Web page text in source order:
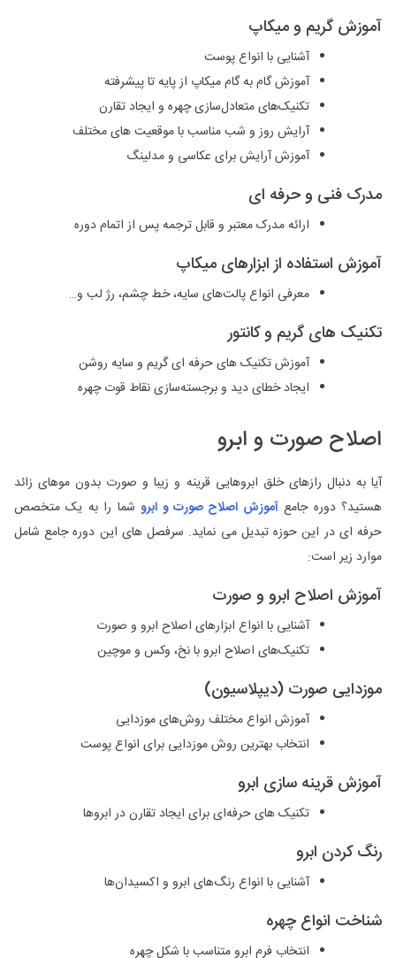
آموزش گریم و میکاپ
آشنایی با انواع پوست
آموزش گام به گام میکاپ از پایه تا پیشرفته
تکنیک‌های متعادل‌سازی چهره و ایجاد تقارن
آرایش روز و شب مناسب با موقعیت ‌های مختلف
آموزش آرایش برای عکاسی و مدلینگ
مدرک فنی و حرفه‌ ای
ارائه مدرک معتبر و قابل ترجمه پس از اتمام دوره
آموزش استفاده از ابزارهای میکاپ
معرفی انواع پالت‌های سایه، خط چشم، رژ لب و…
تکنیک ‌های گریم و کانتور
آموزش تکنیک ‌های حرفه ‌ای گریم و سایه ‌روشن
ایجاد خطای دید و برجسته‌سازی نقاط قوت چهره
اصلاح صورت و ابرو
آیا به دنبال رازهای خلق ابروهایی قرینه و زیبا و صورت بدون موهای زائد
هستید؟ دوره‌ جامعآموزش اصلاح صورت و ابروشما را به یک متخصص
حرفه ای در این حوزه تبدیل می نماید. سرفصل ‌های این دوره جامع شامل
موارد زیر است:
آموزش اصلاح ابرو و صورت
آشنایی با انواع ابزارهای اصلاح ابرو و صورت
تکنیک‌های اصلاح ابرو با نخ، وکس و موچین
موزدایی صورت (دیپلاسیون)
آموزش انواع مختلف روش‌های موزدایی
انتخاب بهترین روش موزدایی برای انواع پوست
آموزش قرینه ‌سازی ابرو
تکنیک ‌های حرفه‌ای برای ایجاد تقارن در ابروها
رنگ کردن ابرو
آشنایی با انواع رنگ‌های ابرو و اکسیدان‌ها
شناخت انواع چهره
انتخاب فرم ابرو متناسب با شکل چهره